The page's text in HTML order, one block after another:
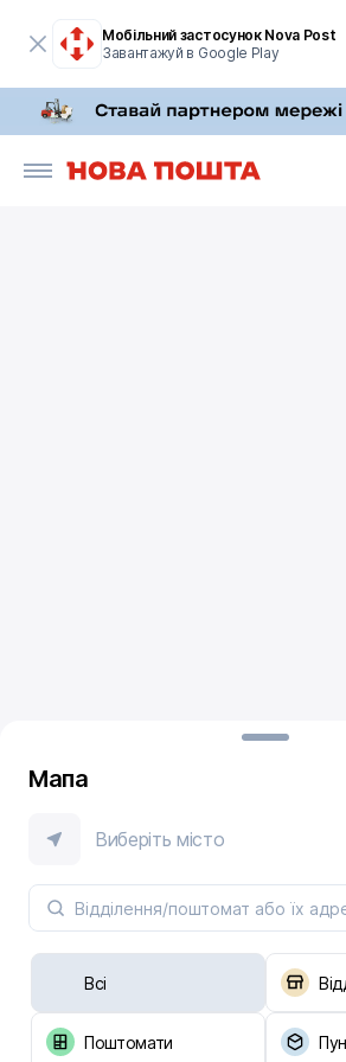
Мобільний застосунок Nova Post
Завантажуй в Google Play
Мапа
Виберіть місто
Всі
Поштомати